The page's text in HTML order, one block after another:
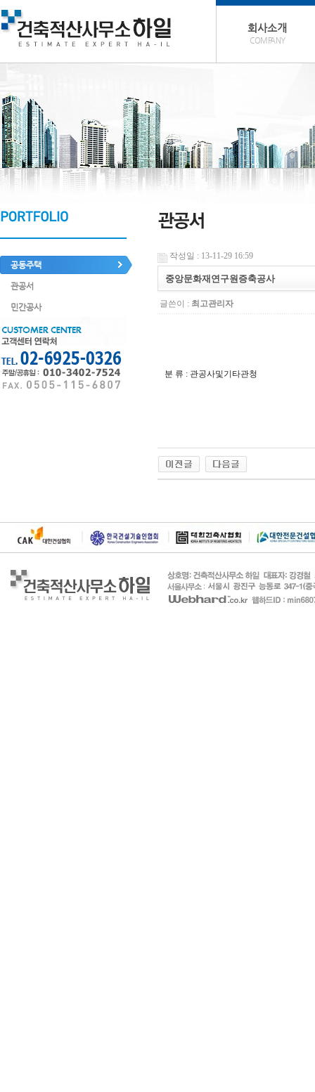
회사소개
COMPANY
공동주택
관공서
민간공사
작성일 : 13-11-29 16:59
중앙문화재연구원증축공사
글쓴이 : 최고관리자
분 류 : 관공사및기타관청